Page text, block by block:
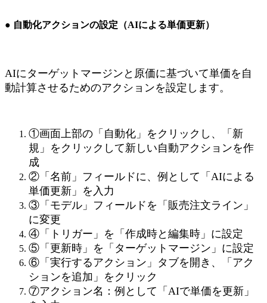
● 自動化アクションの設定（AIによる単価更新）
AIにターゲットマージンと原価に基づいて単価を自
動計算させるためのアクションを設定します。
①画面上部の「自動化」をクリックし、「新
規」をクリックして新しい自動アクションを作
成
②「名前」フィールドに、例として「AIによる
単価更新」を入力
③「モデル」フィールドを「販売注文ライン」
に変更
④「トリガー」を「作成時と編集時」に設定
⑤「更新時」を「ターゲットマージン」に設定
⑥「実行するアクション」タブを開き、「アク
ションを追加」をクリック
⑦アクション名：例として「AIで単価を更新」